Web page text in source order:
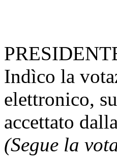
Indìco la
elettronico,
accettato
(Segue la